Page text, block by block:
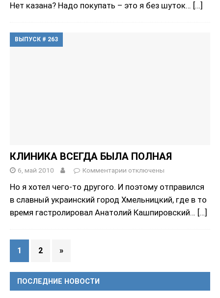
Нет казана? Надо покупать – это я без шуток… […]
ВЫПУСК # 263
КЛИНИКА ВСЕГДА БЫЛА ПОЛНАЯ
6, май 2010 Комментарии отключены
Но я хотел чего-то другого. И поэтому отправился
в славный украинский город Хмельницкий, где в то
время гастролировал Анатолий Кашпировский… […]
1 2 »
ПОСЛЕДНИЕ НОВОСТИ